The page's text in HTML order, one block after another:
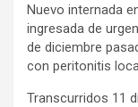
Nuevo internada
ingresada de
de diciembre
con peritonitis
Transcurridos 11